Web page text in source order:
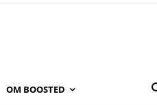
OM BOOSTED